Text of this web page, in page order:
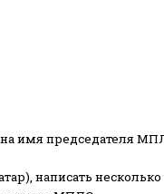
имя председателя
написать несколько